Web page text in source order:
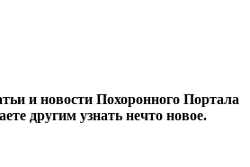
и новости Похоронного Портала
другим узнать нечто новое.